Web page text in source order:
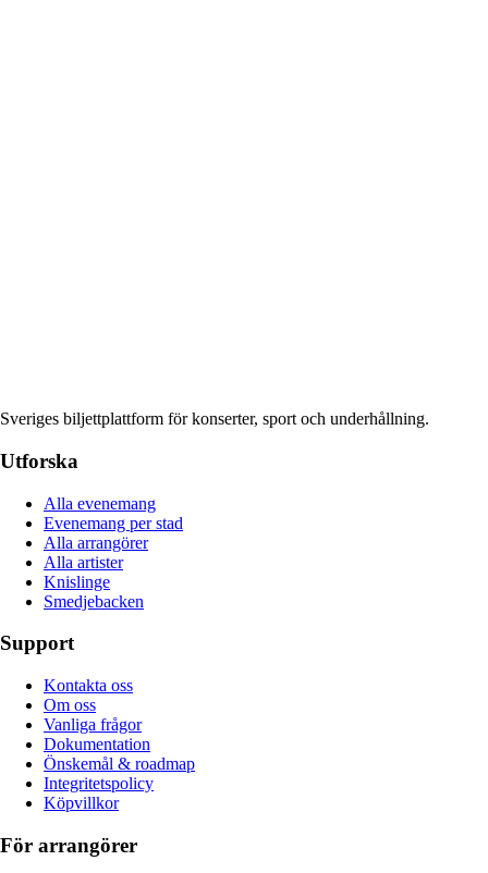
Sveriges biljettplattform för konserter, sport och underhållning.
Utforska
Alla evenemang
Evenemang per stad
Alla arrangörer
Alla artister
Knislinge
Smedjebacken
Support
Kontakta oss
Om oss
Vanliga frågor
Dokumentation
Önskemål & roadmap
Integritetspolicy
Köpvillkor
För arrangörer